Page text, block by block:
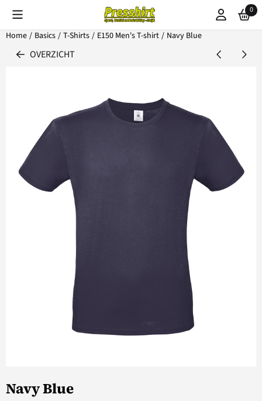
Cookievoorkeuren zijn beschikbaar. Kies instellingen of sta alle 0
Home / Basics / T-Shirts / E150 Men's T-shirt / Navy Blue
OVERZICHT
Navy Blue